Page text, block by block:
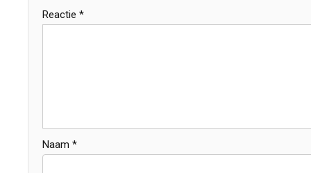
Reactie *
Naam *